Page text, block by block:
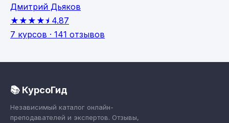
Дмитрий Дьяков
★★★★⯨ 4.87
7 курсов · 141 отзывов
📚 КурсоГид
Независимый каталог онлайн-
преподавателей и экспертов. Отзывы,